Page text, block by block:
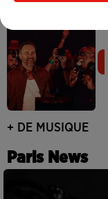
+ DE MUSIQUE
Paris News